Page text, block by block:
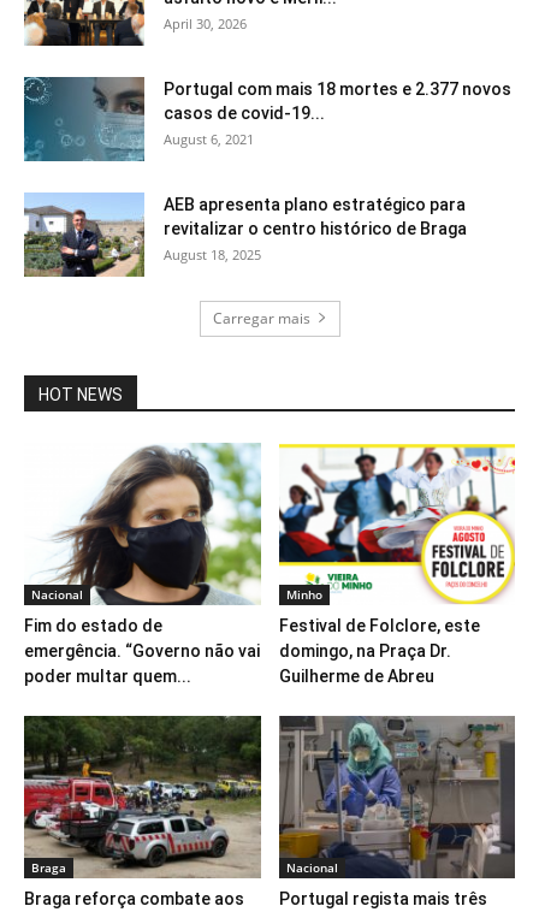
April 30, 2026
Portugal com mais 18 mortes e 2.377 novos
casos de covid-19...
August 6, 2021
AEB apresenta plano estratégico para
revitalizar o centro histórico de Braga
August 18, 2025
Carregar mais
HOT NEWS
Nacional
Fim do estado de
emergência. “Governo não vai
poder multar quem...
Minho
Festival de Folclore, este
domingo, na Praça Dr.
Guilherme de Abreu
Braga
Braga reforça combate aos
Nacional
Portugal regista mais três